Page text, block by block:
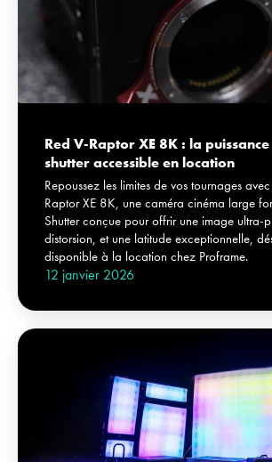
Red V-Raptor XE 8K : la
shutter accessible en location
Repoussez les limites de vos tournages
Raptor XE 8K, une caméra cinéma large
Shutter conçue pour offrir une image ultra-
distorsion, et une latitude exceptionnelle,
disponible à la location chez Proframe.
12 janvier 2026